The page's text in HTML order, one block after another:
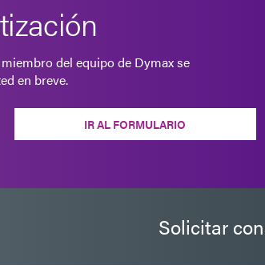
rápido de piezas de metal, vidrio,
poliamida cargada y otros materiales.
industrial diseñado para bobinado, pegado
luz visible/UV, calor o activador aplicado
pegado de metales se cura en
secundario. Este producto presenta una
flexibilidad y es resistente a la humedad.
del equipo de Dymax se
en breve.
IR AL FORMULARIO
Solicitar